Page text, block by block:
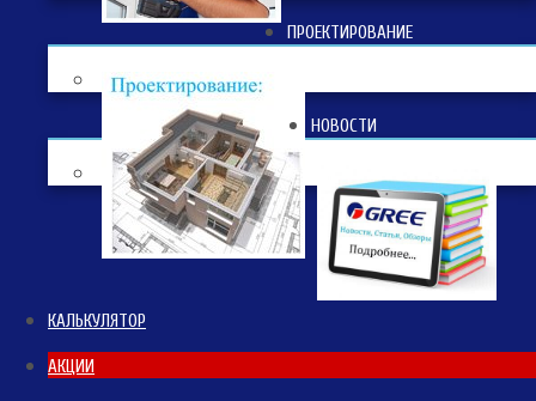
ПРОЕКТИРОВАНИЕ
НОВОСТИ
КАЛЬКУЛЯТОР
АКЦИИ